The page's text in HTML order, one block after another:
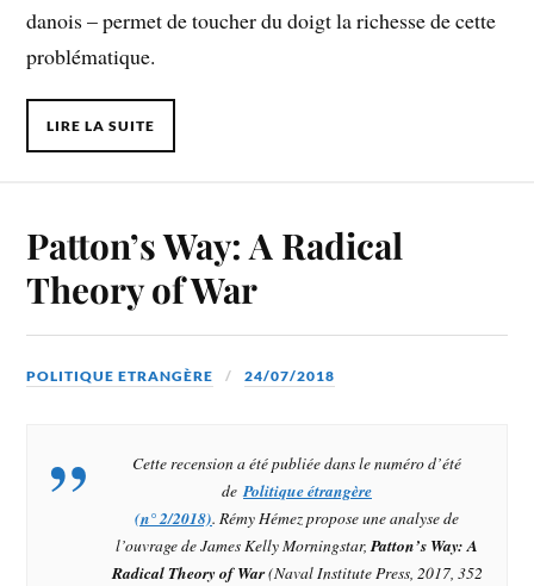
danois – permet de toucher du doigt la richesse de cette
problématique.
LIRE LA SUITE
Patton’s Way: A Radical
Theory of War
POLITIQUE ETRANGÈRE 24/07/2018
Cette recension a été publiée dans le numéro d’été
de Politique étrangère
(n° 2/2018). Rémy Hémez propose une analyse de
l’ouvrage de James Kelly Morningstar, Patton’s Way: A
Radical Theory of War(Naval Institute Press, 2017, 352